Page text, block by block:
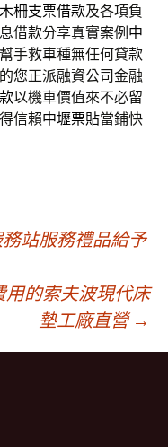
木柵支票借款及各項負
借款分享真實案例中
手救車種無任何貸款
您正派融資公司金融
以機車價值來不必留
信賴中壢票貼當鋪快
站服務禮品給予
用的索夫波現代床
墊工廠直營 →